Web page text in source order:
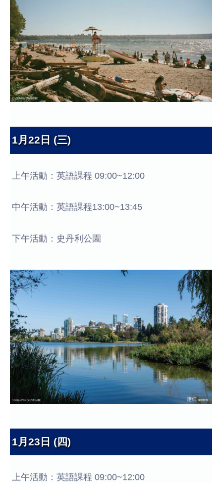
1月22日 (三)
上午活動：英語課程 09:00~12:00
中午活動：英語課程13:00~13:45
下午活動：史丹利公園
1月23日 (四)
上午活動：英語課程 09:00~12:00